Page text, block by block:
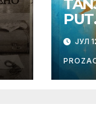
PUT
ЈУЛ